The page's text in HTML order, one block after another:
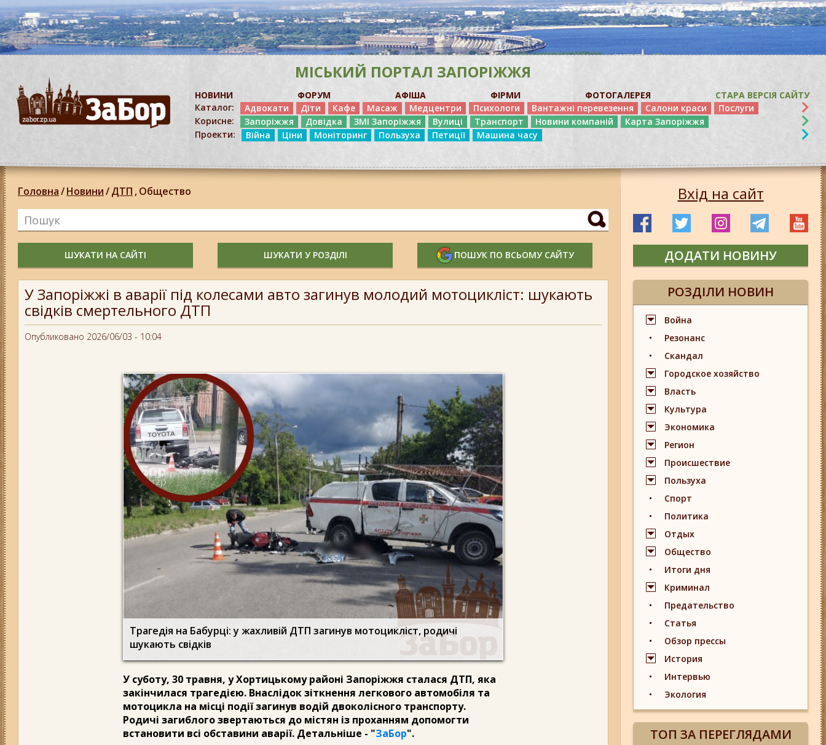
МІСЬКИЙ ПОРТАЛ ЗАПОРІЖЖЯ
НОВИНИ ФОРУМ АФІША ФІРМИ ФОТОГАЛЕРЕЯ
СТАРА ВЕРСІЯ САЙТУ
Каталог:
Адвокати Діти Кафе Масаж Медцентри Психологи Вантажні перевезення Салони краси
Послуги
Корисне:
Запоріжжя Довідка ЗМІ Запоріжжя Вулиці Транспорт Новини компаній
Карта Запоріжжя
Проекти:
Війна Ціни Моніторинг Пользуха Петиції Машина часу
Головна/Новини/ДТП ,Общество
ШУКАТИ НА САЙТІ ШУКАТИ У РОЗДІЛІ ПОШУК ПО ВСЬОМУ САЙТУ
У Запоріжжі в аварії під колесами авто загинув молодий мотоцикліст: шукають
свідків смертельного ДТП
Опубликовано 2026/06/03 - 10:04
Трагедія на Бабурці: у жахливій ДТП загинув мотоцикліст, родичі
шукають свідків
У суботу, 30 травня, у Хортицькому районі Запоріжжя сталася ДТП, яка
закінчилася трагедією. Внаслідок зіткнення легкового автомобіля та
мотоцикла на місці події загинув водій двоколісного транспорту.
Родичі загиблого звертаються до містян із проханням допомогти
встановити всі обставини аварії. Детальніше - "ЗаБор".
Вхід на сайт
ДОДАТИ НОВИНУ
РОЗДІЛИ НОВИН
Война
Резонанс
Скандал
Городское хозяйство
Власть
Культура
Экономика
Регион
Происшествие
Пользуха
Спорт
Политика
Отдых
Общество
Итоги дня
Криминал
Предательство
Статья
Обзор прессы
История
Интервью
Экология
ТОП ЗА ПЕРЕГЛЯДАМИ